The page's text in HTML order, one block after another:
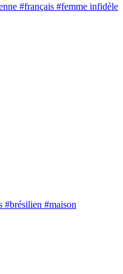
#français #femme infidèle
#brésilien #maison